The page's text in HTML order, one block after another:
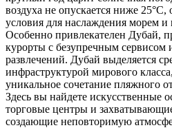
воздуха не опускается ниже
условия для наслаждения морем
Особенно привлекателен Дубай,
курорты с безупречным
развлечений. Дубай выделяется
инфраструктурой мирового
уникальное сочетание пляжного
Здесь вы найдете искусственные
торговые центры и
создающие неповторимую